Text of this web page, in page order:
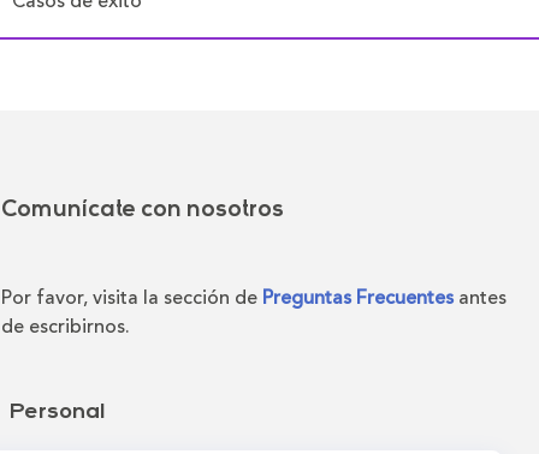
Comunícate con nosotros
Por favor, visita la sección de Preguntas Frecuentes antes
de escribirnos.
Personal